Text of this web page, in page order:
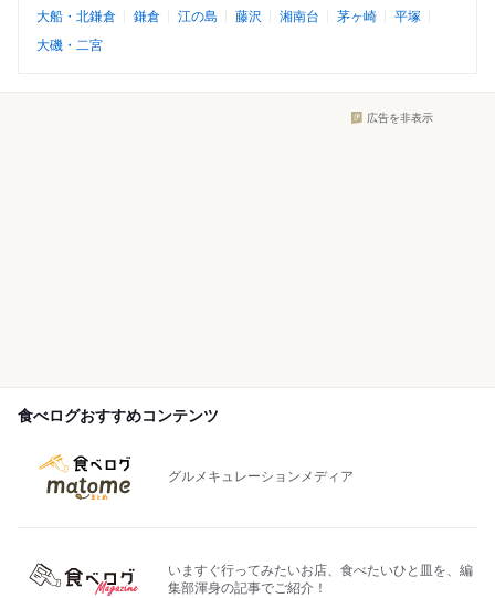
大船・北鎌倉 鎌倉 江の島 藤沢 湘南台 茅ヶ崎
平塚
大磯・二宮
広告を非表示
食べログおすすめコンテンツ
グルメキュレーションメディア
いますぐ行ってみたいお店、食べたいひと皿を、編
集部渾身の記事でご紹介！